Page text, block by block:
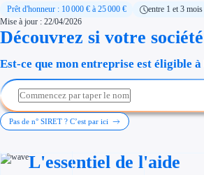
Économies
Étapes de vie
Création
Aides
Type de financements
Réduction des
Crédits &
Exonération
Prêt d'honneur : 10 000 € à 25 000 €
entre 1 et 3 mois
Mise à jour : 22/04/2026
Découvrez si votre
Est-ce que mon entreprise est éligible à
Pas de n° SIRET ? C’est par ici
L'essentiel de l'aide